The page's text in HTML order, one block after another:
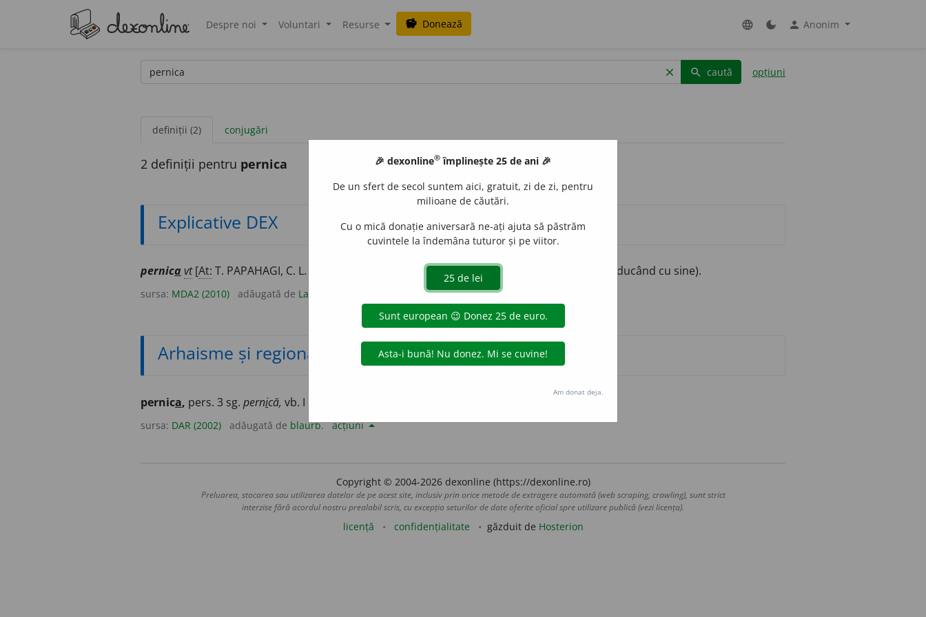
Despre noi Voluntari Resurse savings Donează language dark_mode person Anonim
clear search caută opțiuni
definiții (2) conjugări
2 definiții pentru pernica
Explicative DEX
pernica vt[At: T. PAPAHAGI, C. L. / ) /E:nscfpernicie A distruge (ducând cu sine).
sursa: MDA2 (2010) adăugată de LauraGellner
Arhaisme și regionalisme
pernica, pers. 3 sg. pernică, vb. I (reg.) a distruge.
sursa: DAR (2002) adăugată de blaurb. acțiuni
Copyright © 2004-2026 dexonline (https://dexonline.ro)
Preluarea, stocarea sau utilizarea datelor de pe acest site, inclusiv prin orice metode de extragere automată (web scraping, crawling), sunt strict
interzise fără acordul nostru prealabil scris, cu excepția seturilor de date oferite oficial spre utilizare publică (vezi licența).
licență confidențialitate găzduit de Hosterion
🎉 dexonline® împlinește 25 de ani 🎉
De un sfert de secol suntem aici, gratuit, zi de zi, pentru
milioane de căutări.
Cu o mică donație aniversară ne-ați ajuta să păstrăm
cuvintele la îndemâna tuturor și pe viitor.
Am donat deja.